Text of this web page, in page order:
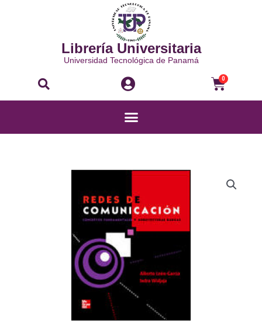
Librería Universitaria
Universidad Tecnológica de Panamá
Buscar 0
Menú